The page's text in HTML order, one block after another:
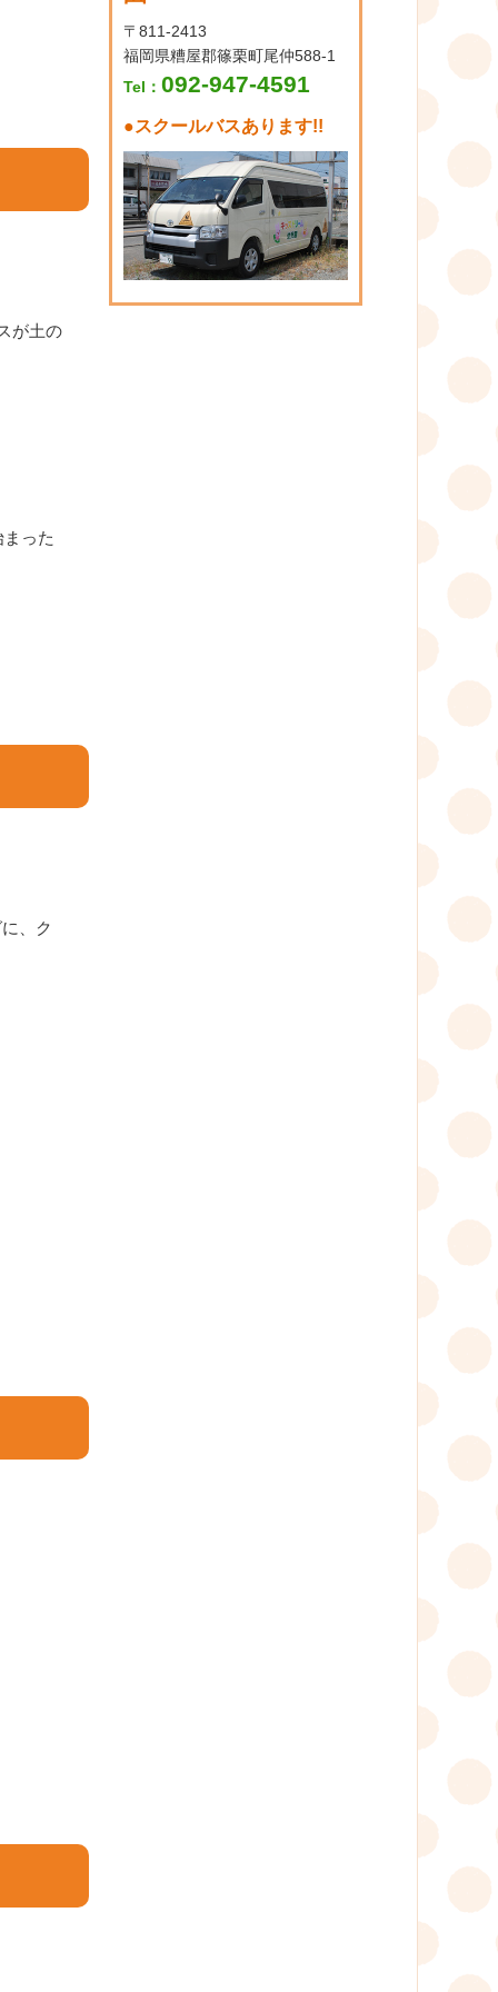
が土の
った
、ク
〒811-2413
福岡県糟屋郡篠栗町尾仲588-1
Tel：092-947-4591
●スクールバスあります!!